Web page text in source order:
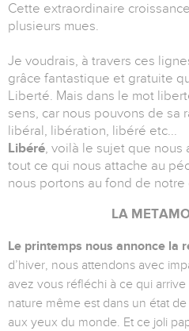
Cette extraordinaire
plusieurs mues.
Je voudrais, à travers ces
grâce fantastique et gratuite
Liberté. Mais dans le mot
sens, car nous pouvons de sa
libéral, libération, libéré etc...
Libéré, voilà le sujet que nous
tout ce qui nous attache au
nous portons au fond de
LA
Le printemps nous annonce la
d’hiver, nous attendons avec
avez vous réfléchi à ce qui
nature même est dans un état
aux yeux du monde. Et ce joli